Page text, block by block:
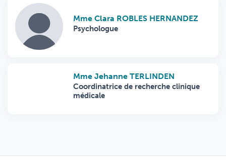
Mme Clara ROBLES HERNANDEZ
Psychologue
Mme Jehanne TERLINDEN
Coordinatrice de recherche clinique
médicale